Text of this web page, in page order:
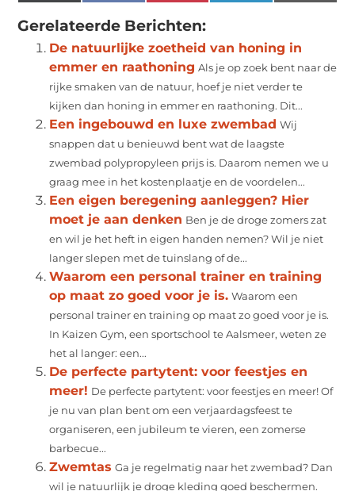
(Twitter)
Gerelateerde Berichten:
De natuurlijke zoetheid van honing in
emmer en raathoning Als je op zoek bent naar de
rijke smaken van de natuur, hoef je niet verder te
kijken dan honing in emmer en raathoning. Dit...
Een ingebouwd en luxe zwembad Wij
snappen dat u benieuwd bent wat de laagste
zwembad polypropyleen prijs is. Daarom nemen we u
graag mee in het kostenplaatje en de voordelen...
Een eigen beregening aanleggen? Hier
moet je aan denken Ben je de droge zomers zat
en wil je het heft in eigen handen nemen? Wil je niet
langer slepen met de tuinslang of de...
Waarom een personal trainer en training
op maat zo goed voor je is. Waarom een
personal trainer en training op maat zo goed voor je is.
In Kaizen Gym, een sportschool te Aalsmeer, weten ze
het al langer: een...
De perfecte partytent: voor feestjes en
meer! De perfecte partytent: voor feestjes en meer! Of
je nu van plan bent om een verjaardagsfeest te
organiseren, een jubileum te vieren, een zomerse
barbecue...
Zwemtas Ga je regelmatig naar het zwembad? Dan
wil je natuurlijk je droge kleding goed beschermen.